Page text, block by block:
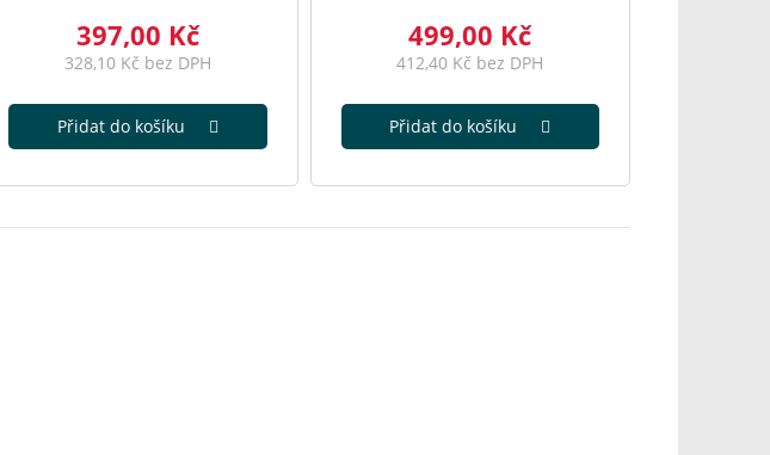
397,00 Kč
328,10 Kč bez DPH
Přidat do košíku
499,00 Kč
412,40 Kč bez DPH
Přidat do košíku